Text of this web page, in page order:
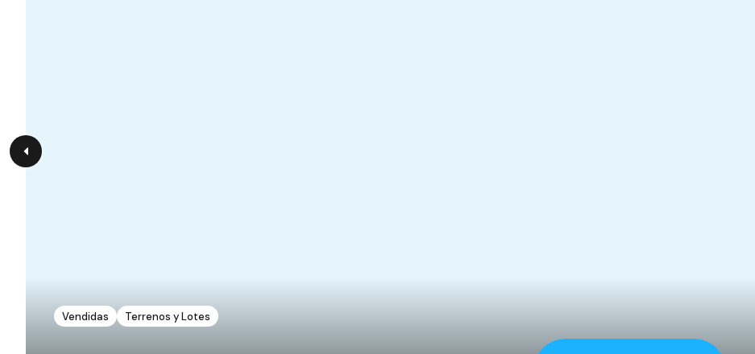
Vendidas Terrenos y Lotes